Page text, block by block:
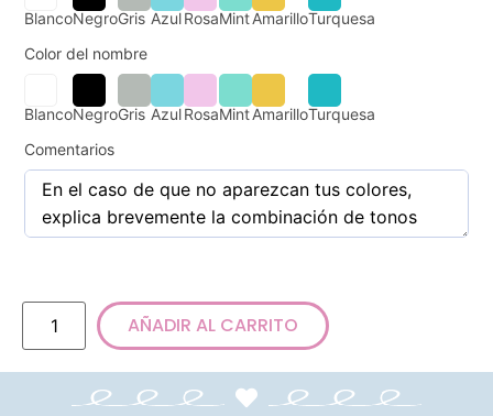
BlancoNegroGris AzulRosaMintAmarilloTurquesa
Color del nombre
BlancoNegroGris AzulRosaMintAmarilloTurquesa
Comentarios
AÑADIR AL CARRITO